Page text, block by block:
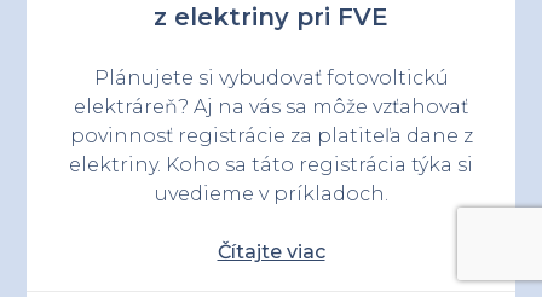
z elektriny pri FVE
Plánujete si vybudovať fotovoltickú
elektráreň? Aj na vás sa môže vzťahovať
povinnosť registrácie za platiteľa dane z
elektriny. Koho sa táto registrácia týka si
uvedieme v príkladoch.
Čítajte viac